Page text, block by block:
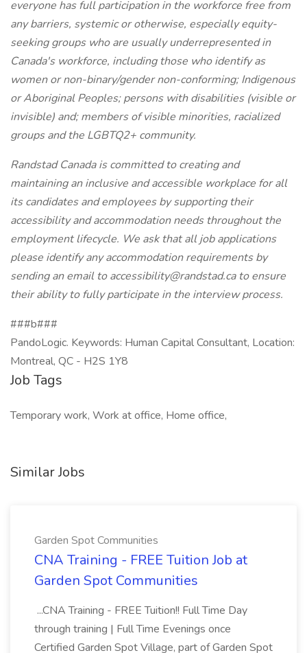
everyone has full participation in the workforce free from
any barriers, systemic or otherwise, especially equity-
seeking groups who are usually underrepresented in
Canada's workforce, including those who identify as
women or non-binary/gender non-conforming; Indigenous
or Aboriginal Peoples; persons with disabilities (visible or
invisible) and; members of visible minorities, racialized
groups and the LGBTQ2+ community.
Randstad Canada is committed to creating and
maintaining an inclusive and accessible workplace for all
its candidates and employees by supporting their
accessibility and accommodation needs throughout the
employment lifecycle. We ask that all job applications
please identify any accommodation requirements by
sending an email to accessibility@randstad.ca to ensure
their ability to fully participate in the interview process.
###b###
PandoLogic. Keywords: Human Capital Consultant, Location:
Montreal, QC - H2S 1Y8
Job Tags
Temporary work, Work at office, Home office,
Similar Jobs
Garden Spot Communities
CNA Training - FREE Tuition Job at
Garden Spot Communities
...CNA Training - FREE Tuition!! Full Time Day
through training | Full Time Evenings once
Certified Garden Spot Village, part of Garden Spot